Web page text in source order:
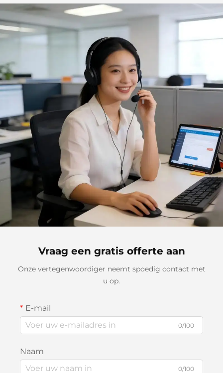
vaatwasmachinebestendig,
siliconen, modern design
antislip BBQ-
grillhandschoenen
Vraag een gratis offerte aan
Onze vertegenwoordiger neemt spoedig contact met
u op.
E-mail
0/100
Naam
0/100